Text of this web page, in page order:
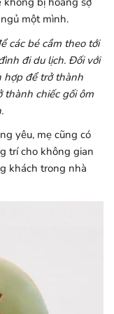
một mình.
các bé cầm theo tới
đi du lịch. Đối với
hợp để trở thành
thành chiếc gối ôm
yêu, mẹ cũng có
trí cho không gian
khách trong nhà